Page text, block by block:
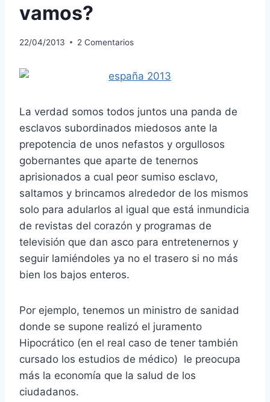
vamos?
22/04/2013 2 Comentarios
La verdad somos todos juntos una panda de
esclavos subordinados miedosos ante la
prepotencia de unos nefastos y orgullosos
gobernantes que aparte de tenernos
aprisionados a cual peor sumiso esclavo,
saltamos y brincamos alrededor de los mismos
solo para adularlos al igual que está inmundicia
de revistas del corazón y programas de
televisión que dan asco para entretenernos y
seguir lamiéndoles ya no el trasero si no más
bien los bajos enteros.
Por ejemplo, tenemos un ministro de sanidad
donde se supone realizó el juramento
Hipocrático (en el real caso de tener también
cursado los estudios de médico) le preocupa
más la economía que la salud de los
ciudadanos.